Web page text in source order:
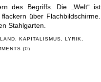
des Begriffs. Die „Welt“ ist
über Flachbildschirme.
Stahlgarten.
KAPITALISMUS LYRIK
(0)